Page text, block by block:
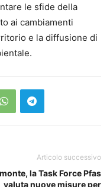
le sfide della
ai cambiamenti
e la diffusione di
Articolo successivo
la Task Force Pfas
valuta nuove misure per